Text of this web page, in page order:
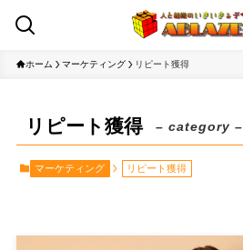
ホーム マーケティング リピート獲得
リピート獲得 – category –
マーケティング リピート獲得